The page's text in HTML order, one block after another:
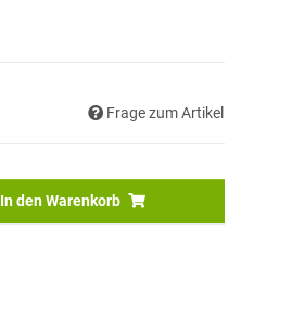
Frage zum Artikel
In den Warenkorb